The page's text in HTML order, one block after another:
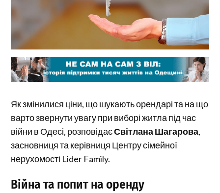
Як змінилися ціни, що шукають орендарі та на що
варто звернути увагу при виборі житла під час
війни в Одесі, розповідаєСвітлана Шагарова,
засновниця та керівниця Центру сімейної
нерухомості Lider Family.
Війна та попит на оренду